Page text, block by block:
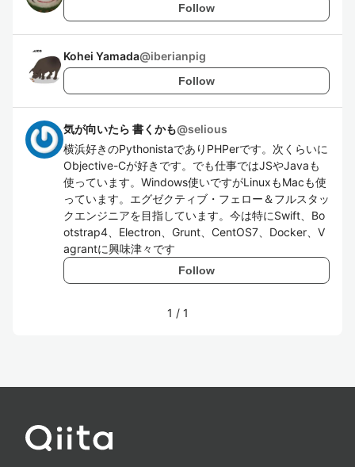
Follow
Kohei Yamada@iberianpig
Follow
気が向いたら 書くかも@selious
横浜好きのPythonistaでありPHPerです。次くらいに
Objective-Cが好きです。でも仕事ではJSやJavaも
使っています。Windows使いですがLinuxもMacも使
っています。エグゼクティブ・フェロー＆フルスタッ
クエンジニアを目指しています。今は特にSwift、Bo
otstrap4、Electron、Grunt、CentOS7、Docker、V
agrantに興味津々です
Follow
1 / 1